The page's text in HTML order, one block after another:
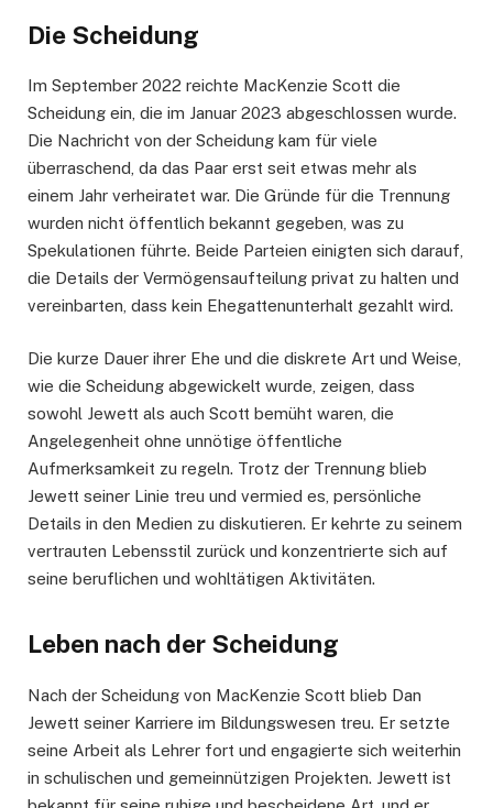
Die Scheidung
Im September 2022 reichte MacKenzie Scott die
Scheidung ein, die im Januar 2023 abgeschlossen wurde.
Die Nachricht von der Scheidung kam für viele
überraschend, da das Paar erst seit etwas mehr als
einem Jahr verheiratet war. Die Gründe für die Trennung
wurden nicht öffentlich bekannt gegeben, was zu
Spekulationen führte. Beide Parteien einigten sich darauf,
die Details der Vermögensaufteilung privat zu halten und
vereinbarten, dass kein Ehegattenunterhalt gezahlt wird.
Die kurze Dauer ihrer Ehe und die diskrete Art und Weise,
wie die Scheidung abgewickelt wurde, zeigen, dass
sowohl Jewett als auch Scott bemüht waren, die
Angelegenheit ohne unnötige öffentliche
Aufmerksamkeit zu regeln. Trotz der Trennung blieb
Jewett seiner Linie treu und vermied es, persönliche
Details in den Medien zu diskutieren. Er kehrte zu seinem
vertrauten Lebensstil zurück und konzentrierte sich auf
seine beruflichen und wohltätigen Aktivitäten.
Leben nach der Scheidung
Nach der Scheidung von MacKenzie Scott blieb Dan
Jewett seiner Karriere im Bildungswesen treu. Er setzte
seine Arbeit als Lehrer fort und engagierte sich weiterhin
in schulischen und gemeinnützigen Projekten. Jewett ist